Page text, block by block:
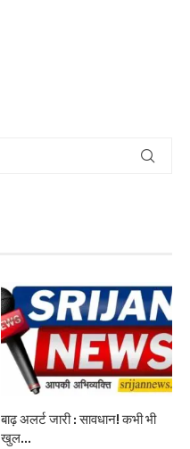
बाढ़ अलर्ट जारी : सावधान! कभी भी
खुल...